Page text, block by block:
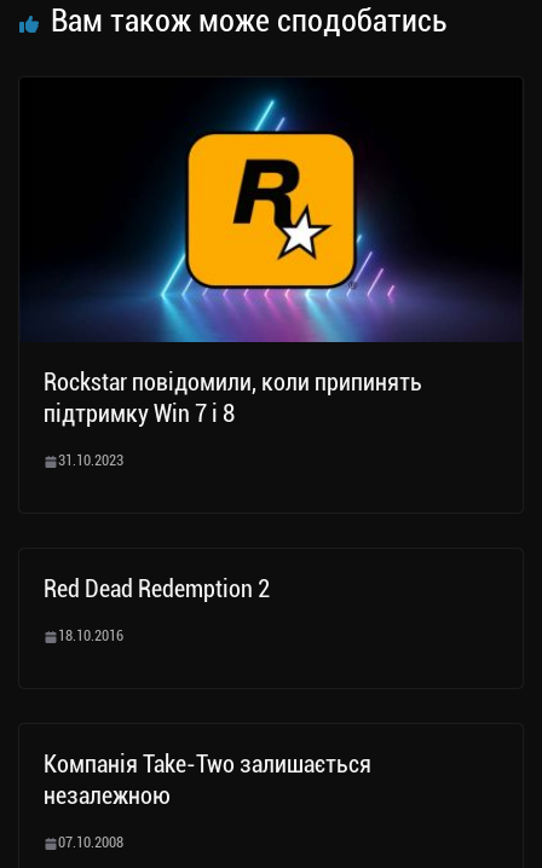
Вам також може сподобатись
Rockstar повідомили, коли припинять
підтримку Win 7 і 8
31.10.2023
Red Dead Redemption 2
18.10.2016
Компанія Take-Two залишається
незалежною
07.10.2008